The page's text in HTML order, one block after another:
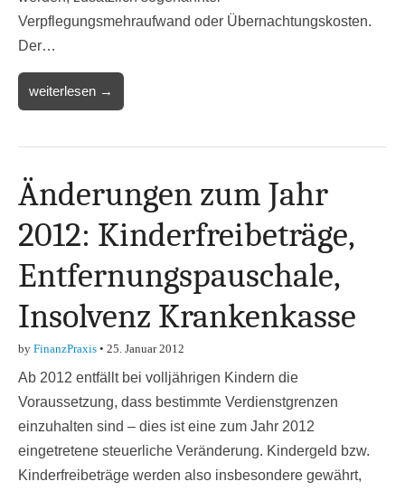
Verpflegungsmehraufwand oder Übernachtungskosten.
Der…
weiterlesen →
Änderungen zum Jahr
2012: Kinderfreibeträge,
Entfernungspauschale,
Insolvenz Krankenkasse
by FinanzPraxis • 25. Januar 2012
Ab 2012 entfällt bei volljährigen Kindern die
Voraussetzung, dass bestimmte Verdienstgrenzen
einzuhalten sind – dies ist eine zum Jahr 2012
eingetretene steuerliche Veränderung. Kindergeld bzw.
Kinderfreibeträge werden also insbesondere gewährt,